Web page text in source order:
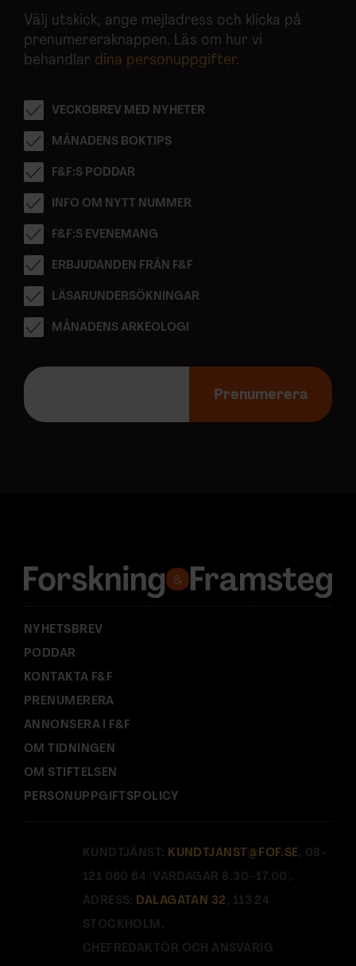
Välj utskick, ange mejladress och klicka på
prenumereraknappen. Läs om hur vi
behandlar dina personuppgifter.
VECKOBREV MED NYHETER
MÅNADENS BOKTIPS
F&F:S PODDAR
INFO OM NYTT NUMMER
F&F:S EVENEMANG
ERBJUDANDEN FRÅN F&F
LÄSARUNDERSÖKNINGAR
MÅNADENS ARKEOLOGI
E
p
s
:
Prenumerera
NYHETSBREV
PODDAR
KONTAKTA F&F
PRENUMERERA
ANNONSERA I F&F
OM TIDNINGEN
OM STIFTELSEN
PERSONUPPGIFTSPOLICY
KUNDTJÄNST: KUNDTJANST@FOF.SE , 08-
121 060 64 (VARDAGAR 8.30–17.00).
ADRESS: DALAGATAN 32 , 113 24
STOCKHOLM.
CHEFREDAKTÖR OCH ANSVARIG